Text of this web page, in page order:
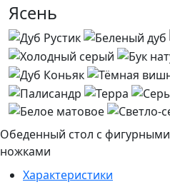
Ясень
Обеденный стол с фигурными
ножками
Характеристики